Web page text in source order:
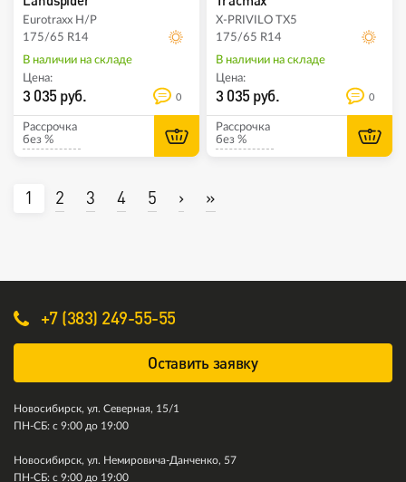
Eurotraxx H/P
175/65 R14
В наличии на складе
Цена:
3 035 руб. 0
Рассрочка
без %
X-PRIVILO TX5
175/65 R14
В наличии на складе
Цена:
3 035 руб. 0
Рассрочка
без %
1 2 3 4 5 › »
+7 (383) 249-55-55
Оставить заявку
Новосибирск, ул. Северная, 15/1
ПН-СБ: с 9:00 до 19:00
Новосибирск, ул. Немировича-Данченко, 57
ПН-СБ: с 9:00 до 19:00